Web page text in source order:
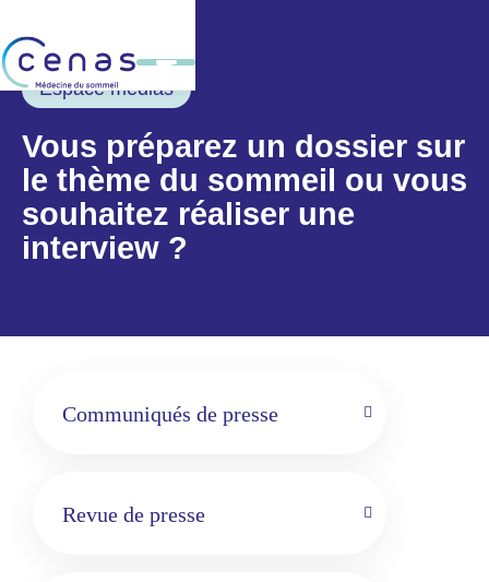
Espace médias
Vous préparez un dossier sur
le thème du sommeil ou vous
souhaitez réaliser une
interview ?
Communiqués de presse
Revue de presse